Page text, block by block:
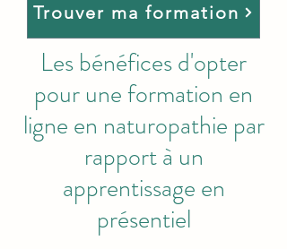
Trouver ma formation
Les bénéfices d'opter
pour une formation en
ligne en naturopathie par
rapport à un
apprentissage en
présentiel